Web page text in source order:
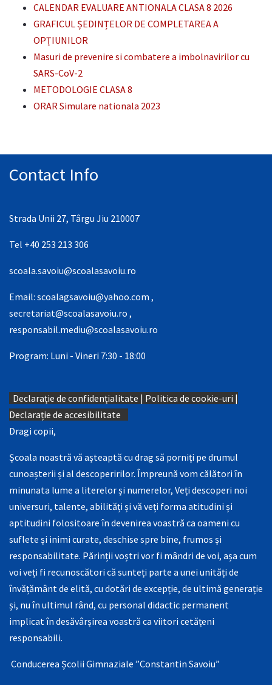
CALENDAR EVALUARE ANTIONALA CLASA 8 2026
GRAFICUL ȘEDINȚELOR DE COMPLETAREA A
OPȚIUNILOR
Masuri de prevenire si combatere a imbolnavirilor cu
SARS-CoV-2
METODOLOGIE CLASA 8
ORAR Simulare nationala 2023
Contact Info
Strada Unii 27, Târgu Jiu 210007
Tel +40 253 213 306
scoala.savoiu@scoalasavoiu.ro
Email: scoalagsavoiu@yahoo.com ,
secretariat@scoalasavoiu.ro ,
responsabil.mediu@scoalasavoiu.ro
Program: Luni - Vineri 7:30 - 18:00
Declarație de confidențialitate | Politica de cookie-uri |
Declarație de accesibilitate
Dragi copii,
Școala noastră vă așteaptă cu drag să porniți pe drumul
cunoașterii și al descoperirilor. Împreună vom călători în
minunata lume a literelor și numerelor, Veți descoperi noi
universuri, talente, abilități și vă veți forma atitudini și
aptitudini folositoare în devenirea voastră ca oameni cu
suflete și inimi curate, deschise spre bine, frumos și
responsabilitate. Părinții voștri vor fi mândri de voi, așa cum
voi veți fi recunoscători că sunteți parte a unei unități de
învățământ de elită, cu dotări de excepție, de ultimă generație
și, nu în ultimul rând, cu personal didactic permanent
implicat în desăvârșirea voastră ca viitori cetățeni
responsabili.
Conducerea Școlii Gimnaziale ”Constantin Savoiu”